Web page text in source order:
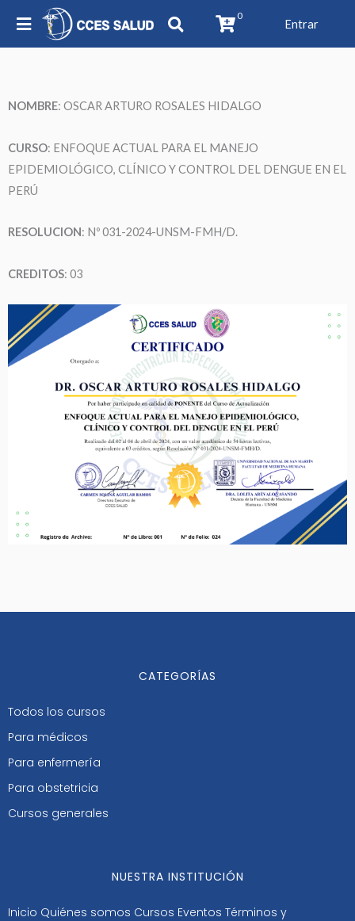
0
Entrar
NOMBRE: OSCAR ARTURO ROSALES HIDALGO
CURSO: ENFOQUE ACTUAL PARA EL MANEJO
EPIDEMIOLÓGICO, CLÍNICO Y CONTROL DEL DENGUE EN EL
PERÚ
RESOLUCION: Nº 031-2024-UNSM-FMH/D.
CREDITOS: 03
CATEGORÍAS
Todos los cursos
Para médicos
Para enfermería
Para obstetricia
Cursos generales
NUESTRA INSTITUCIÓN
Inicio Quiénes somos Cursos Eventos Términos y